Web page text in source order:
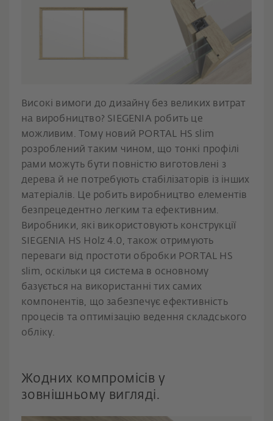
Високі вимоги до дизайну без великих витрат
на виробництво? SIEGENIA робить це
можливим. Тому новий PORTAL HS slim
розроблений таким чином, що тонкі профілі
рами можуть бути повністю виготовлені з
дерева й не потребують стабілізаторів із інших
матеріалів. Це робить виробництво елементів
безпрецедентно легким та ефективним.
Виробники, які використовують конструкції
SIEGENIA HS Holz 4.0, також отримують
переваги від простоти обробки PORTAL HS
slim, оскільки ця система в основному
базується на використанні тих самих
компонентів, що забезпечує ефективність
процесів та оптимізацію ведення складського
обліку.
Жодних компромісів у
зовнішньому вигляді.